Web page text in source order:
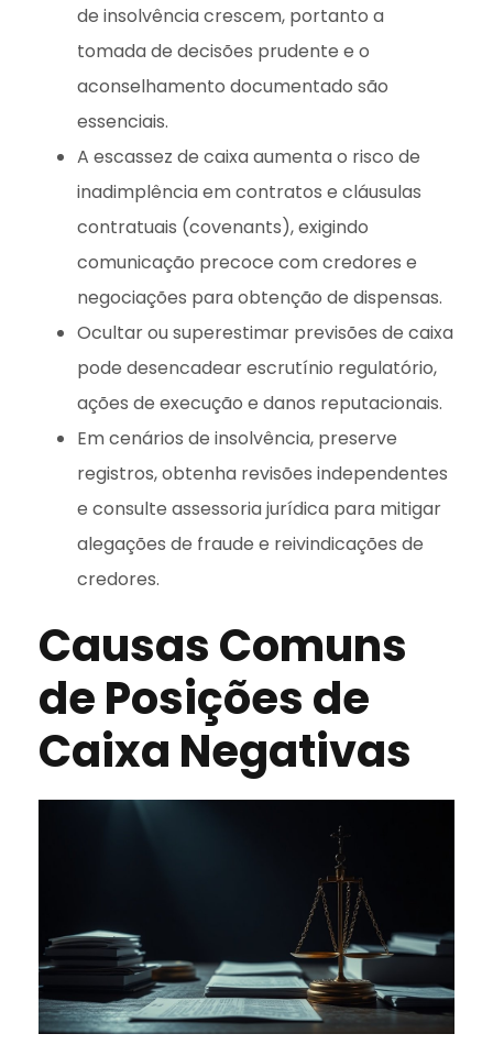
de insolvência crescem, portanto a
tomada de decisões prudente e o
aconselhamento documentado são
essenciais.
A escassez de caixa aumenta o risco de
inadimplência em contratos e cláusulas
contratuais (covenants), exigindo
comunicação precoce com credores e
negociações para obtenção de dispensas.
Ocultar ou superestimar previsões de caixa
pode desencadear escrutínio regulatório,
ações de execução e danos reputacionais.
Em cenários de insolvência, preserve
registros, obtenha revisões independentes
e consulte assessoria jurídica para mitigar
alegações de fraude e reivindicações de
credores.
Causas Comuns
de Posições de
Caixa Negativas